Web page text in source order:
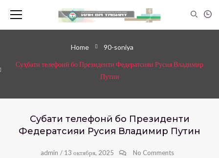
Home 90-soniya
Суҳбати телефонӣ бо Президенти Федератсияи Русия Владимир
Путин
Суҳбати телефонӣ бо Президенти
Федератсияи Русия Владимир Путин
admin / 13 октября, 2025 No Comments